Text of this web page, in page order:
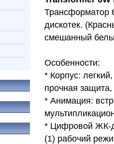
Трансформатор
дискотек.
смешанный
Особенности:
* Корпус:
прочная защита,
* Анимация:
* Цифровой ЖК-
(1) рабочий